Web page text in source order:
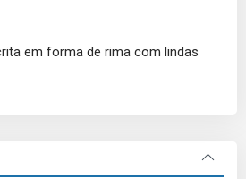
em forma de rima com lindas